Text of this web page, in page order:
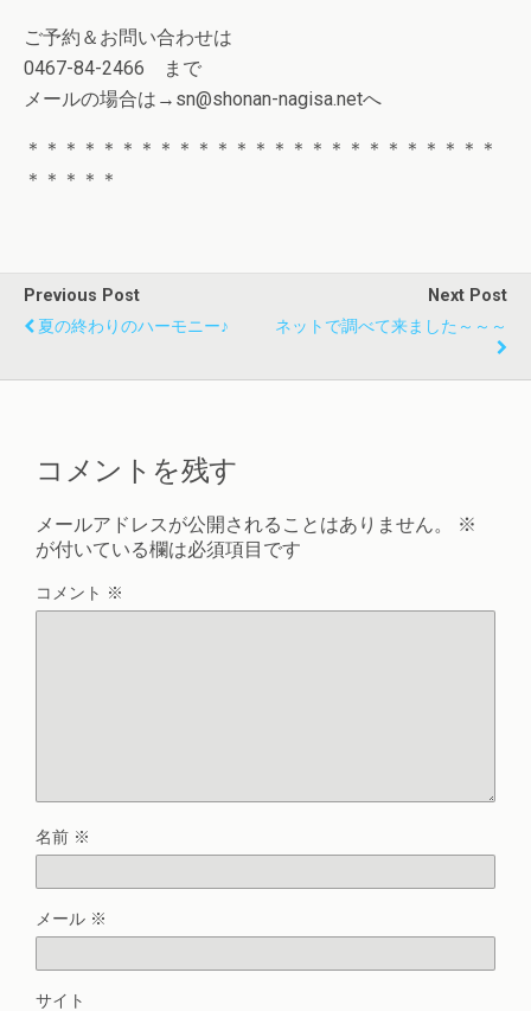
ご予約＆お問い合わせは
0467-84-2466 まで
メールの場合は→sn@shonan-nagisa.netへ
＊＊＊＊＊＊＊＊＊＊＊＊＊＊＊＊＊＊＊＊＊＊＊＊＊
＊＊＊＊＊
Previous Post
夏の終わりのハーモニー♪
Next Post
ネットで調べて来ました～～～
コメントを残す
メールアドレスが公開されることはありません。
※
が付いている欄は必須項目です
コメント ※
名前 ※
メール ※
サイト